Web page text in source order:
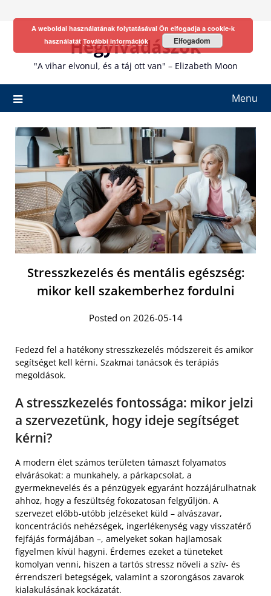
Hegyivadászok
"A vihar elvonul, és a táj ott van" – Elizabeth Moon
Menu
Stresszkezelés és mentális egészség:
mikor kell szakemberhez fordulni
Posted on 2026-05-14
Fedezd fel a hatékony stresszkezelés módszereit és amikor
segítséget kell kérni. Szakmai tanácsok és terápiás
megoldások.
A stresszkezelés fontossága: mikor jelzi
a szervezetünk, hogy ideje segítséget
kérni?
A modern élet számos területen támaszt folyamatos
elvárásokat: a munkahely, a párkapcsolat, a
gyermeknevelés és a pénzügyek egyaránt hozzájárulhatnak
ahhoz, hogy a feszültség fokozatosan felgyűljön. A
szervezet előbb-utóbb jelzéseket küld – alvászavar,
koncentrációs nehézségek, ingerlékenység vagy visszatérő
fejfájás formájában –, amelyeket sokan hajlamosak
figyelmen kívül hagyni. Érdemes ezeket a tüneteket
komolyan venni, hiszen a tartós stressz növeli a szív- és
érrendszeri betegségek, valamint a szorongásos zavarok
kialakulásának kockázatát.
A weboldal használatának folytatásával Ön elfogadja a cookie-k
használatátTovábbi információk Elfogadom